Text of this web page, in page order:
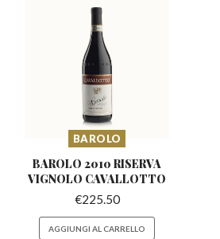
BAROLO
BAROLO 2010 RISERVA
VIGNOLO CAVALLOTTO
€225.50
AGGIUNGI AL CARRELLO